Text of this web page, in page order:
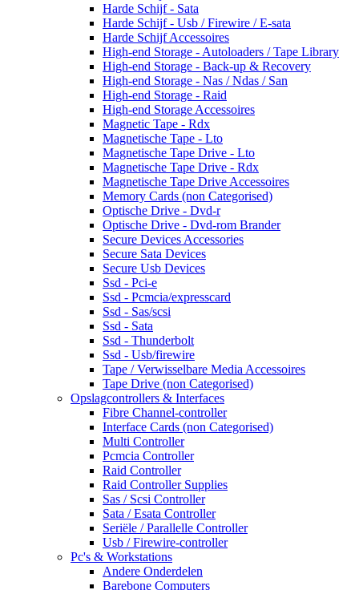
Harde Schijf - Sata
Harde Schijf - Usb / Firewire / E-sata
Harde Schijf Accessoires
High-end Storage - Autoloaders / Tape Library
High-end Storage - Back-up & Recovery
High-end Storage - Nas / Ndas / San
High-end Storage - Raid
High-end Storage Accessoires
Magnetic Tape - Rdx
Magnetische Tape - Lto
Magnetische Tape Drive - Lto
Magnetische Tape Drive - Rdx
Magnetische Tape Drive Accessoires
Memory Cards (non Categorised)
Optische Drive - Dvd-r
Optische Drive - Dvd-rom Brander
Secure Devices Accessories
Secure Sata Devices
Secure Usb Devices
Ssd - Pci-e
Ssd - Pcmcia/expresscard
Ssd - Sas/scsi
Ssd - Sata
Ssd - Thunderbolt
Ssd - Usb/firewire
Tape / Verwisselbare Media Accessoires
Tape Drive (non Categorised)
Opslagcontrollers & Interfaces
Fibre Channel-controller
Interface Cards (non Categorised)
Multi Controller
Pcmcia Controller
Raid Controller
Raid Controller Supplies
Sas / Scsi Controller
Sata / Esata Controller
Seriële / Parallelle Controller
Usb / Firewire-controller
Pc's & Workstations
Andere Onderdelen
Barebone Computers